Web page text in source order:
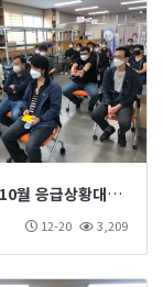
2021년 10월 응급상황대처교육
12-20 3,209